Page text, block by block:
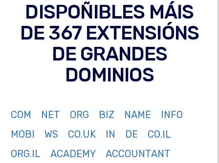
DISPOÑIBLES MÁIS
DE 367 EXTENSIÓNS
DE GRANDES
DOMINIOS
COM NET ORG BIZ NAME
INFO
MOBI
WS CO.UK IN DE
CO.IL
ORG.IL
ACADEMY
ACCOUNTANT